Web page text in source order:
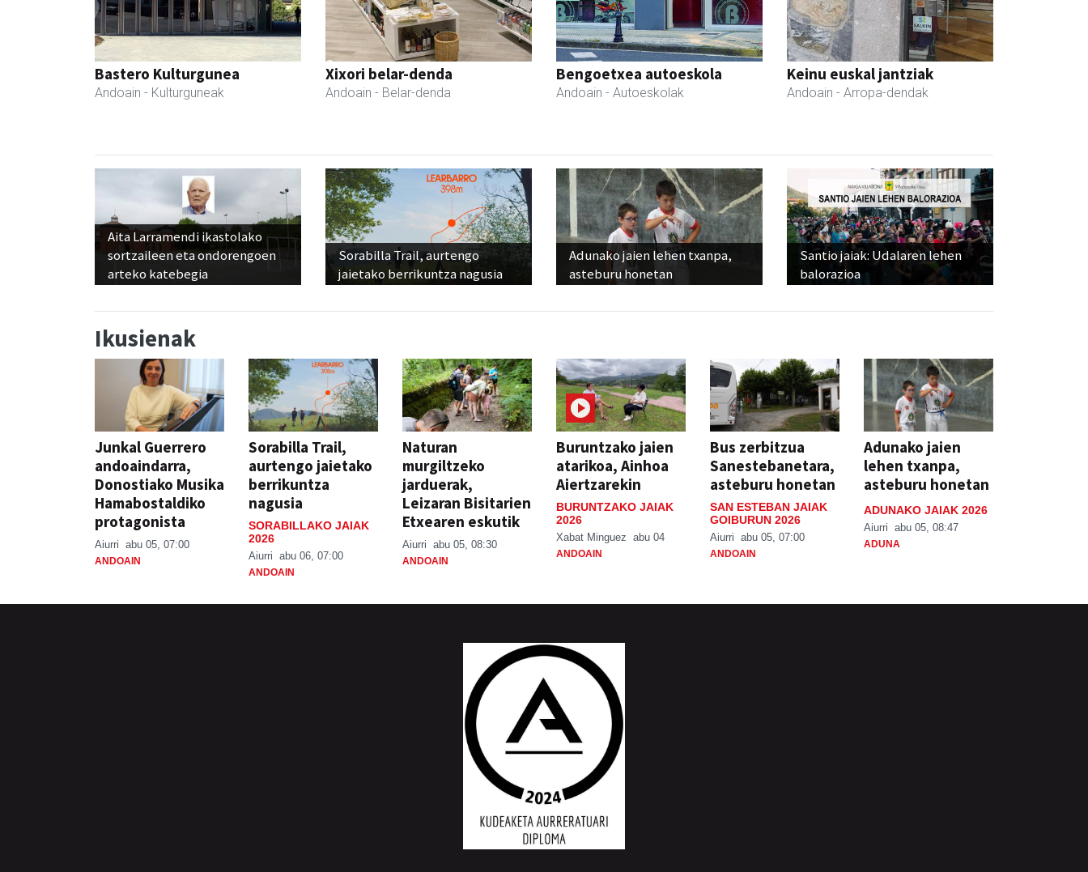
Bastero Kulturgunea
Andoain - Kulturguneak
Xixori belar-denda
Andoain - Belar-denda
Bengoetxea autoeskola
Andoain - Autoeskolak
Keinu euskal jantziak
Andoain - Arropa-dendak
Aita Larramendi ikastolako
sortzaileen eta ondorengoen
arteko katebegia
Sorabilla Trail, aurtengo
jaietako berrikuntza nagusia
Adunako jaien lehen txanpa,
asteburu honetan
Santio jaiak: Udalaren lehen
balorazioa
Ikusienak
Junkal Guerrero
andoaindarra,
Donostiako Musika
Hamabostaldiko
protagonista
Aiurri abu 05, 07:00
ANDOAIN
Sorabilla Trail,
aurtengo jaietako
berrikuntza
nagusia
SORABILLAKO JAIAK
2026
Aiurri abu 06, 07:00
ANDOAIN
Naturan
murgiltzeko
jarduerak,
Leizaran Bisitarien
Etxearen eskutik
Aiurri abu 05, 08:30
ANDOAIN
Buruntzako jaien
atarikoa, Ainhoa
Aiertzarekin
BURUNTZAKO JAIAK
2026
Xabat Minguez abu 04
ANDOAIN
Bus zerbitzua
Sanestebanetara,
asteburu honetan
SAN ESTEBAN JAIAK
GOIBURUN 2026
Aiurri abu 05, 07:00
ANDOAIN
Adunako jaien
lehen txanpa,
asteburu honetan
ADUNAKO JAIAK 2026
Aiurri abu 05, 08:47
ADUNA